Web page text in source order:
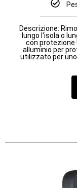
Descrizione:
lungo l'isola o
con protezione
alluminio per
utilizzato per